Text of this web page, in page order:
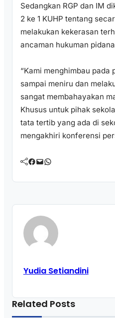
Sedangkan RGP dan IM
2 ke 1 KUHP tentang
melakukan kekerasan
ancaman hukuman
“Kami menghimbau pada
sampai meniru dan
sangat membahayakan
Khusus untuk pihak
tata tertib yang ada di
mengakhiri konferensi
Facebook Mail WhatsApp
Yudia Setiandini
Related Posts